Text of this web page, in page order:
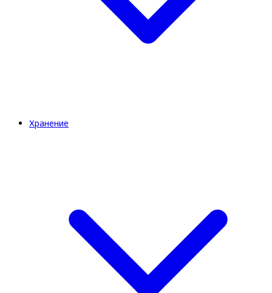
Хранение